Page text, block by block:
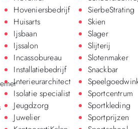
Hoveniersbedrijf
Huisarts
Ijsbaan
Ijssalon
Incassobureau
Installatiebedrijf
Interieurarchitect
Isolatie specialist
Jeugdzorg
Juwelier
SierbeStrating
Skien
Slager
Slijterij
Slotenmaker
Snackbar
Sportcentrum
Sportkleding
Sportprijzen